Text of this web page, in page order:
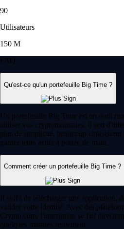
90
Utilisateurs
150 M
FAQ
Qu'est-ce qu'un portefeuille Big Time ?
Un portefeuille Big Time est un outil
utiliser vos cryptomonnaies. Il sert
plus de simplicité, beaucoup
garder leurs actifs à portée de main.
Comment créer un portefeuille Big Time ?
Il suffit de télécharger une application,
valider votre identité. Avec des
Crypto.com, l'inscription se fait
quelques minutes seulement.